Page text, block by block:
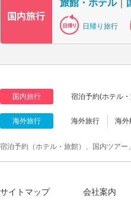
旅館・ホテル｜
日帰り旅行
国内旅行 宿泊予約(ホテル
海外旅行 海外旅行 海外
宿泊予約（ホテル・旅館）、国内ツア
サイトマップ 会社案内